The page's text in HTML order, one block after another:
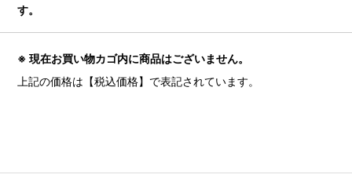
す。
※ 現在お買い物カゴ内に商品はございません。
上記の価格は【税込価格】で表記されています。